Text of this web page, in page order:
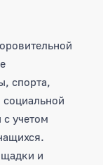
спорта,
учетом
и